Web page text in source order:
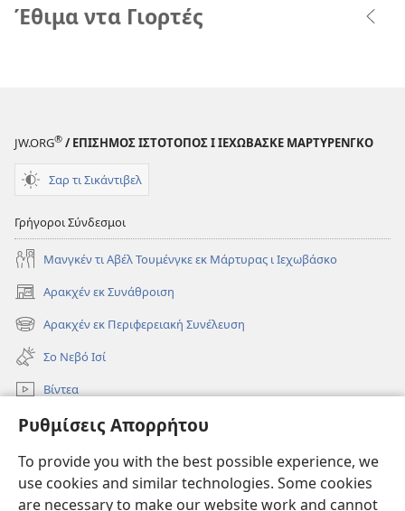
Ρυθμίσεις Απορρήτου
To provide you with the best possible experience, we
use cookies and similar technologies. Some cookies
are necessary to make our website work and cannot
Έθιμα ντα Γιορτές
JW.ORG® / ΕΠΙΣΗΜΟΣ ΙΣΤΟΤΟΠΟΣ Ι ΙΕΧΩΒΑΣΚΕ ΜΑΡΤΥΡΕΝΓΚΟ
Σαρ τι Σικάντιβελ
Γρήγοροι Σύνδεσμοι
Μανγκέν τι Αβέλ Τουμένγκε εκ Μάρτυρας ι Ιεχωβάσκο
Αρακχέν εκ Συνάθροιση
(ανοίγει
νέο
παράθυρο)
Αρακχέν εκ Περιφερειακή Συνέλευση
(ανοίγει
νέο
παράθυρο)
Σο Νεβό Ισί
Βίντεα
Ρόντεν
Συνεισφορές
(ανοίγει
νέο